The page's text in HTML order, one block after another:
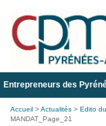
Entrepreneurs des
Accueil >Actualités > Edito
MANDAT_Page_21